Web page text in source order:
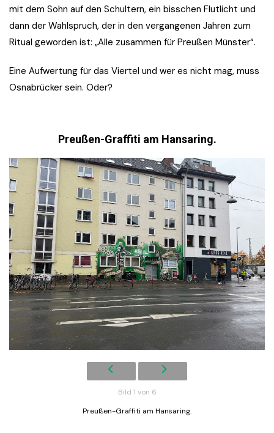
mit dem Sohn auf den Schultern, ein bisschen Flutlicht und
dann der Wahlspruch, der in den vergangenen Jahren zum
Ritual geworden ist: „Alle zusammen für Preußen Münster“.
Eine Aufwertung für das Viertel und wer es nicht mag, muss
Osnabrücker sein. Oder?
Preußen-Graffiti am Hansaring.
Bild 1 von 6
Preußen-Graffiti am Hansaring.